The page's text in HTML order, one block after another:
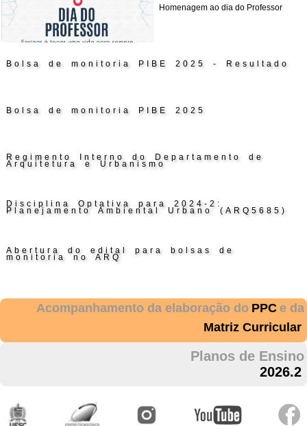
Homenagem ao dia do Professor
Bolsa de monitoria PIBE 2025 - Resultado
Bolsa de monitoria PIBE 2025
Regimento Interno do Departamento de
Arquitetura e Urbanismo
Disciplina Optativa para 2024-2:
Planejamento Ambiental Urbano (ARQ5685)
Abertura do edital para bolsas de
monitoria no ARQ
Acompanhamento da elaboração do PPC e da
Matriz Curricular
Planos de Ensino
2026.2